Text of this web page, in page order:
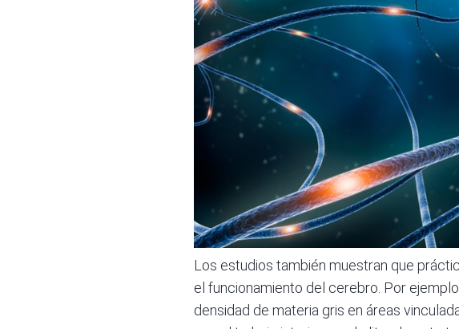
Los estudios también muestran que
el funcionamiento del cerebro. Por
densidad de materia gris en áreas